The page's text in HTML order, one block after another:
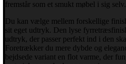
fremstår som et smukt møbel i sig selv.
Du kan vælge mellem forskellige
sit eget udtryk. Den lyse
udtryk, der passer perfekt ind i den
Foretrækker du mere dybde og
bejdsede variant en flot varme, der